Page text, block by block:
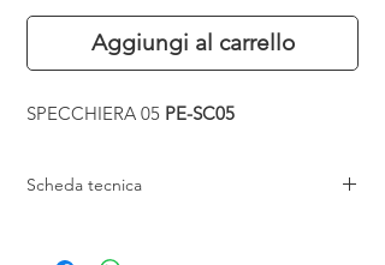
Aggiungi al carrello
SPECCHIERA 05 PE-SC05
Scheda tecnica